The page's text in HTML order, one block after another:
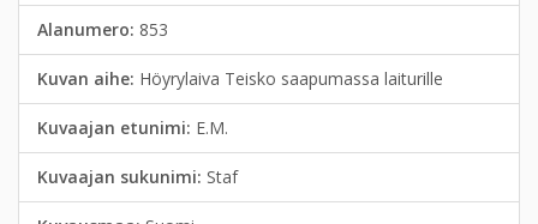
Alanumero: 853
Kuvan aihe: Höyrylaiva Teisko saapumassa laiturille
Kuvaajan etunimi: E.M.
Kuvaajan sukunimi: Staf